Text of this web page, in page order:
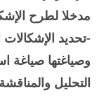
مدخلا لطرح
-تحديد الإشكالات
وصياغتها صياغة
التحليل